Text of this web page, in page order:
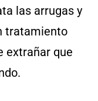
las arrugas y
tratamiento
extrañar que